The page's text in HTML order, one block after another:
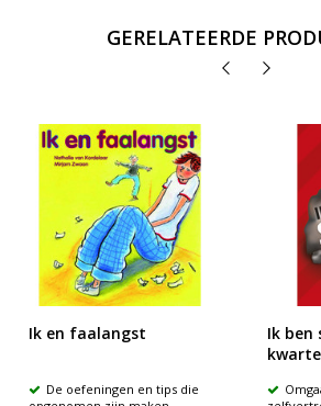
GERELATEERDE
Ik en faalangst
De oefeningen en tips die
Ik ben